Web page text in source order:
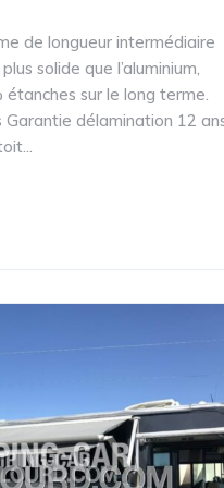
de longueur intermédiaire
solide que l’aluminium,
sur le long terme.
délamination 12